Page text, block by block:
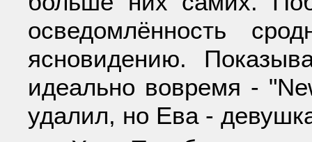
осведомлённость
ясновидению.
идеально вовремя -
удалил, но Ева -